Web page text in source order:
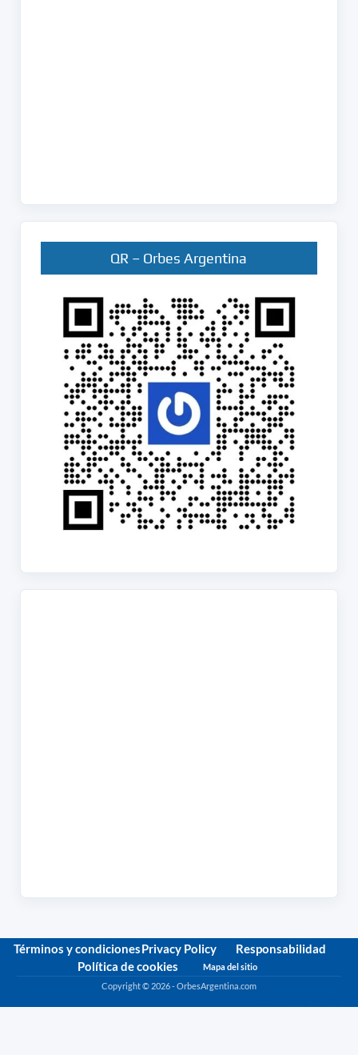
QR – Orbes Argentina
Términos y condicionesPrivacy Policy
Responsabilidad
Política de cookies
Mapa del sitio
Copyright © 2026 - OrbesArgentina.com